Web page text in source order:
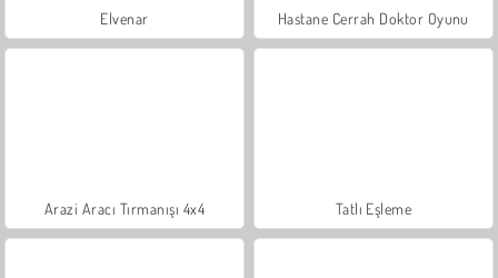
Elvenar Hastane Cerrah Doktor Oyunu
Arazi Aracı Tırmanışı 4x4 Tatlı Eşleme